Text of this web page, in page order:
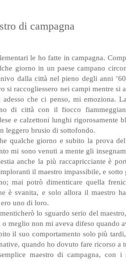
di campagna
le ho fatte in campagna.
giorno in un paese campano
dalla città nel pieno degli anni
si raccogliessero nei campi mentre si
adesso che ci penso, mi emoziona.
di città con il fiocco
e calzettoni lunghi rigorosamente
leggero brusio di sottofondo.
qualche giorno e subito la prova
mi sono venuti a mente gli
anche la più raccapricciante è
il maestro impassibile, e
mai potrò dimenticare quella
è svanita, e solo allora il maestro
ero uno di loro.
lo sguardo serio del
o meglio non mi aveva difeso quando
il suo comportamento solo più
quando ho dovuto fare ricorso a
maestro di campagna, con